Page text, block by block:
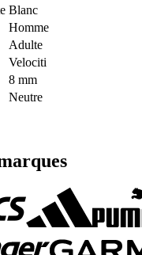
Blanc
Homme
Adulte
Velociti
8 mm
Neutre